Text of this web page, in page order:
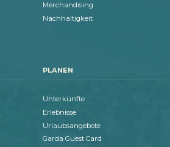
Merchandising
Nachhaltigkeit
PLANEN
Unterkünfte
Erlebnisse
Urlaubsangebote
Garda Guest Card